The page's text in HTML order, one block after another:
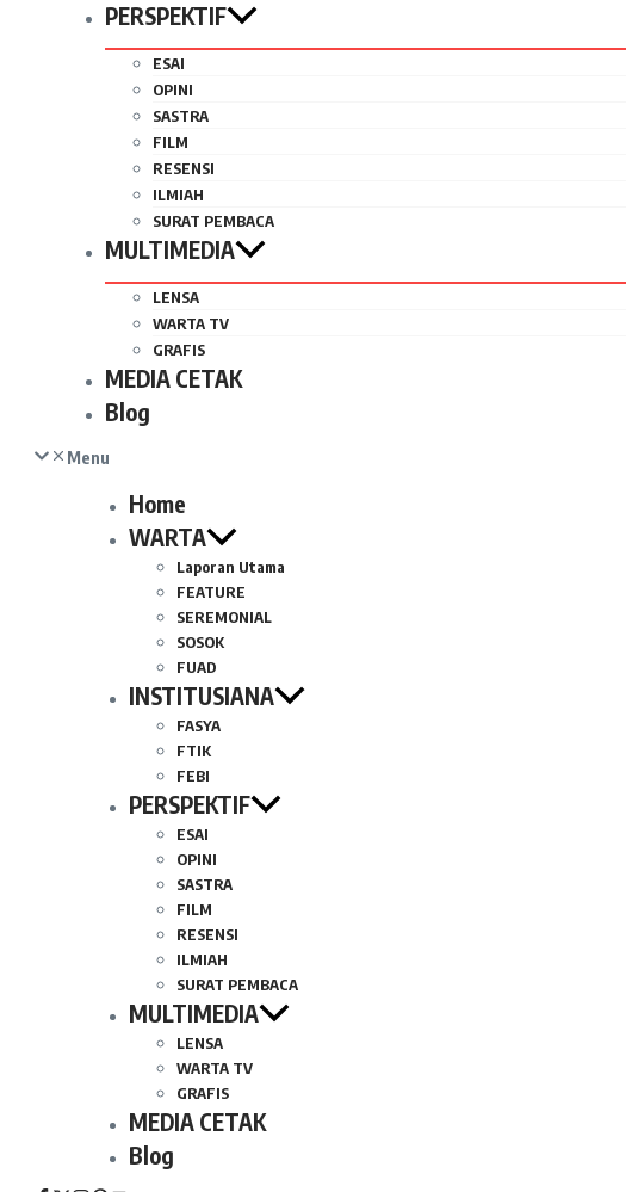
PERSPEKTIF
ESAI
OPINI
SASTRA
FILM
RESENSI
ILMIAH
SURAT PEMBACA
MULTIMEDIA
LENSA
WARTA TV
GRAFIS
MEDIA CETAK
Blog
Menu
Home
WARTA
Laporan Utama
FEATURE
SEREMONIAL
SOSOK
FUAD
INSTITUSIANA
FASYA
FTIK
FEBI
PERSPEKTIF
ESAI
OPINI
SASTRA
FILM
RESENSI
ILMIAH
SURAT PEMBACA
MULTIMEDIA
LENSA
WARTA TV
GRAFIS
MEDIA CETAK
Blog